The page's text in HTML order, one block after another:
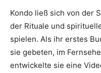
Kondo ließ sich von der
der Rituale und
spielen. Als ihr erstes
sie gebeten, im
entwickelte sie eine